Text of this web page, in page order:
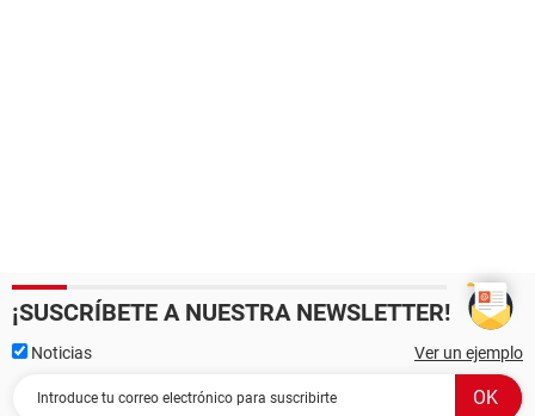
¡SUSCRÍBETE A NUESTRA NEWSLETTER!
Noticias Ver un ejemplo